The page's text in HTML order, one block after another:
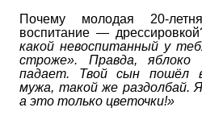
Почему молодая 20-
воспитание —
какой невоспитанный у
строже». Правда, яблоко
падает. Твой сын пошёл
мужа, такой же раздолбай.
а это только цветочки!»